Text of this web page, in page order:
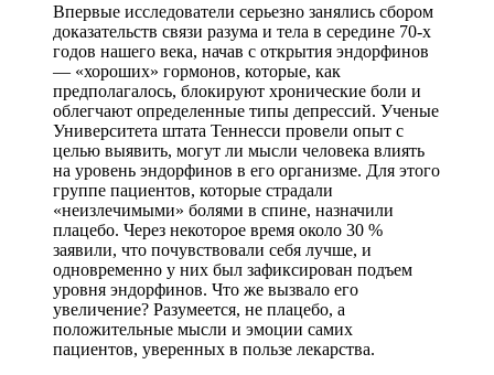
Впервые исследователи серьезно занялись сбором
доказательств связи разума и тела в середине 70-х
годов нашего века, начав с открытия эндорфинов
— «хороших» гормонов, которые, как
предполагалось, блокируют хронические боли и
облегчают определенные типы депрессий. Ученые
Университета штата Теннесси провели опыт с
целью выявить, могут ли мысли человека влиять
на уровень эндорфинов в его организме. Для этого
группе пациентов, которые страдали
«неизлечимыми» болями в спине, назначили
плацебо. Через некоторое время около 30 %
заявили, что почувствовали себя лучше, и
одновременно у них был зафиксирован подъем
уровня эндорфинов. Что же вызвало его
увеличение? Разумеется, не плацебо, а
положительные мысли и эмоции самих
пациентов, уверенных в пользе лекарства.